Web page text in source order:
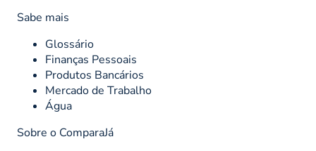
Sabe mais
Glossário
Finanças Pessoais
Produtos Bancários
Mercado de Trabalho
Água
Sobre o ComparaJá